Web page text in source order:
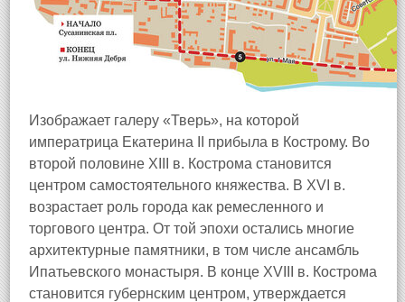
Изображает галеру «Тверь», на которой
императрица Екатерина II прибыла в Кострому. Во
второй половине XIII в. Кострома становится
центром самостоятельного княжества. В XVI в.
возрастает роль города как ремесленного и
торгового центра. От той эпохи остались многие
архитектурные памятники, в том числе ансамбль
Ипатьевского монастыря. В конце XVIII в. Кострома
становится губернским центром, утверждается